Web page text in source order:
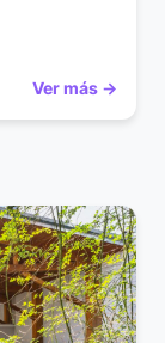
Ver más →